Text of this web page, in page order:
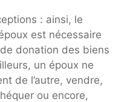
: ainsi, le
est nécessaire
donation des biens
un époux ne
de l’autre, vendre,
ou encore,